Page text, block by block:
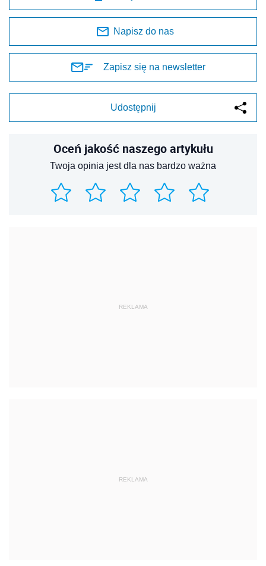
Napisz do nas
Zapisz się na newsletter
Udostępnij
Oceń jakość naszego artykułu
Twoja opinia jest dla nas bardzo ważna
REKLAMA
REKLAMA